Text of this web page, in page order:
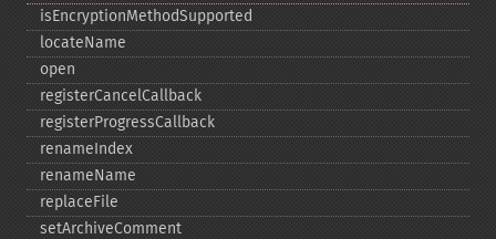
isEncryptionMethodSupported
locateName
open
registerCancelCallback
registerProgressCallback
renameIndex
renameName
replaceFile
setArchiveComment